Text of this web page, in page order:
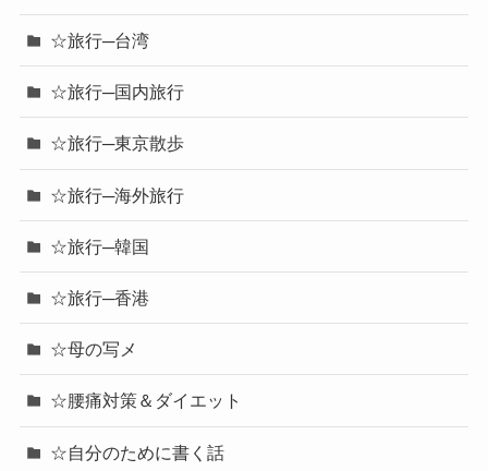
☆旅行─台湾
☆旅行─国内旅行
☆旅行─東京散歩
☆旅行─海外旅行
☆旅行─韓国
☆旅行─香港
☆母の写メ
☆腰痛対策＆ダイエット
☆自分のために書く話